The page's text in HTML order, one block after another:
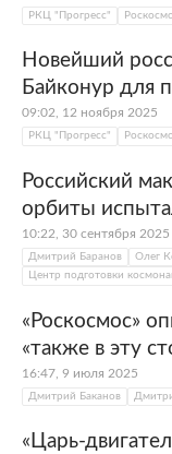
РКЦ "Прогресс"
Новейший
Байконур для
09:02, 12 ноября 2025
РКЦ "Прогресс"
Российский
орбиты
10:22, 30 сентября 2025
Дмитрий Баранов Олег
Центр подготовки
«Роскосмос»
«также в эту
16:47, 9 июля 2025
Дмитрий Баканов
«Царь-